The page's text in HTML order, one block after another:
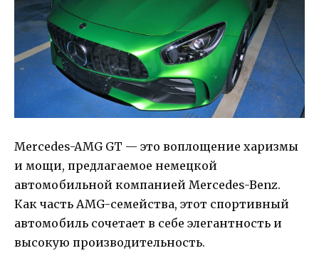
Mercedes-AMG GT — это воплощение харизмы
и мощи, предлагаемое немецкой
автомобильной компанией Mercedes-Benz.
Как часть AMG-семейства, этот спортивный
автомобиль сочетает в себе элегантность и
высокую производительность.